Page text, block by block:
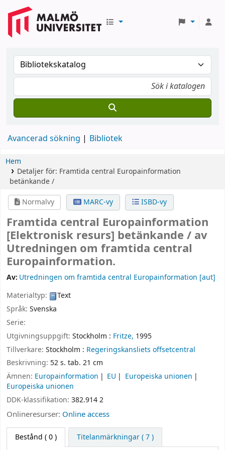
Avancerad sökning Bibliotek
Hem
Detaljer för: Framtida central Europainformation
betänkande /
Normalvy
MARC-vy ISBD-vy
Framtida central Europainformation
[Elektronisk resurs] betänkande / av
Utredningen om framtida central
Europainformation.
Av: Utredningen om framtida central Europainformation [aut]
Materialtyp:
Text
Språk: Svenska
Serie:
Utgivningsuppgift: Stockholm : Fritze, 1995
Tillverkare: Stockholm : Regeringskansliets offsetcentral
Beskrivning: 52 s. tab. 21 cm
Ämnen: Europainformation EU
Europeiska unionen
Europeiska unionen
DDK-klassifikation: 382.914 2
Onlineresurser: Online access
Bestånd ( 0 ) Titelanmärkningar ( 7 )